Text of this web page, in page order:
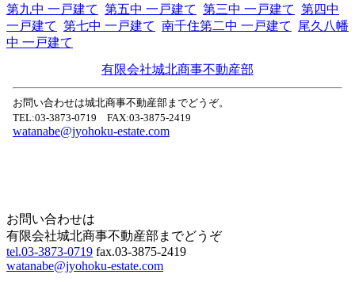
第九中 一戸建て 第五中 一戸建て 第三中 一戸建て 第四中
一戸建て 第七中 一戸建て 南千住第二中 一戸建て
尾久八幡
中 一戸建て
有限会社城北商事不動産部
お問い合わせは城北商事不動産部までどうぞ。
TEL:03-3873-0719 FAX:03-3875-2419
watanabe@jyohoku-estate.com
お問い合わせは
有限会社城北商事不動産部までどうぞ
tel.03-3873-0719 fax.03-3875-2419
watanabe@jyohoku-estate.com